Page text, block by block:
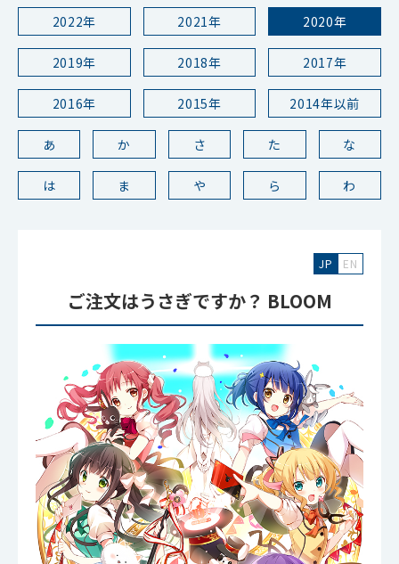
2022年 2021年 2020年
2019年 2018年 2017年
2016年 2015年 2014年以前
あ か さ た な
は ま や ら わ
JP EN
ご注文はうさぎですか？ BLOOM